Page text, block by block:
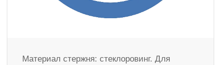
Материал стержня: стеклоровинг. Для